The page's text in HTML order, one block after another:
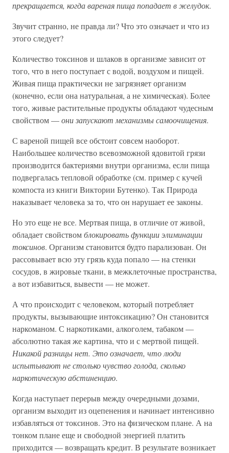
прекращается, когда вареная пища попадает в желудок.
Звучит странно, не правда ли? Что это означает и что из
этого следует?
Количество токсинов и шлаков в организме зависит от
того, что в него поступает с водой, воздухом и пищей.
Живая пища практически не загрязняет организм
(конечно, если она натуральная, а не химическая). Более
того, живые растительные продукты обладают чудесным
свойством —они запускают механизмы самоочищения.
С вареной пищей все обстоит совсем наоборот.
Наибольшее количество всевозможной ядовитой грязи
производится бактериями внутри организма, если пища
подвергалась тепловой обработке (см. пример с кучей
компоста из книги Виктории Бутенко). Так Природа
наказывает человека за то, что он нарушает ее законы.
Но это еще не все. Мертвая пища, в отличие от живой,
обладает свойствомблокировать функции элиминации
токсинов. Организм становится будто парализован. Он
рассовывает всю эту грязь куда попало — на стенки
сосудов, в жировые ткани, в межклеточные пространства,
а вот избавиться, вывести — не может.
А что происходит с человеком, который потребляет
продукты, вызывающие интоксикацию? Он становится
наркоманом. С наркотиками, алкоголем, табаком —
абсолютно такая же картина, что и с мертвой пищей.
Никакой разницы нет. Это означает, что люди
испытывают не столько чувство голода, сколько
наркотическую абстиненцию.
Когда наступает перерыв между очередными дозами,
организм выходит из оцепенения и начинает интенсивно
избавляться от токсинов. Это на физическом плане. А на
тонком плане еще и свободной энергией платить
приходится — возвращать кредит. В результате возникает